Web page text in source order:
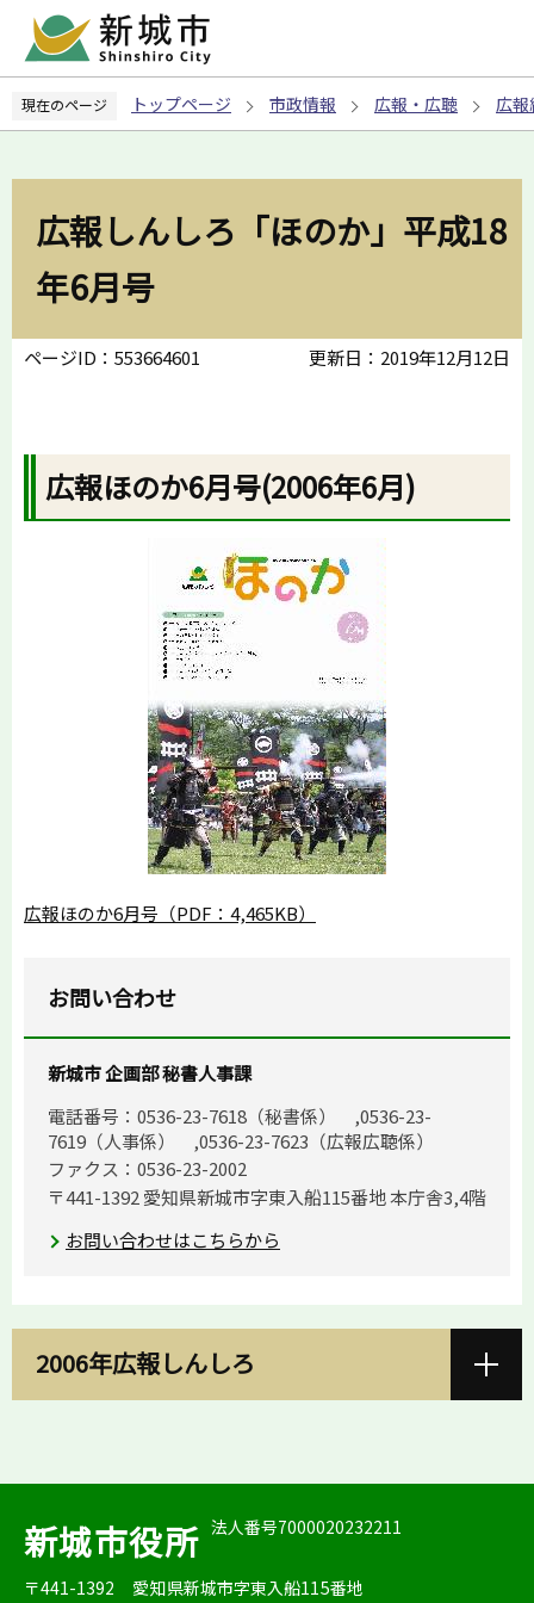
ペ
の
現在のページ トップページ 市政情報 広報・広聴 広報
広報しんしろ「ほのか」平成18
年6月号
ページID：553664601 更新日：2019年12月12日
広報ほのか6月号(2006年6月)
広報ほのか6月号（PDF：4,465KB）
お問い合わせ
新城市 企画部 秘書人事課
電話番号：0536-23-7618（秘書係） ,0536-23-
7619（人事係） ,0536-23-7623（広報広聴係）
ファクス：0536-23-2002
〒441-1392 愛知県新城市字東入船115番地 本庁舎3,4階
お問い合わせはこちらから
2006年広報しんしろ
新城市役所 法人番号7000020232211
〒441-1392 愛知県新城市字東入船115番地